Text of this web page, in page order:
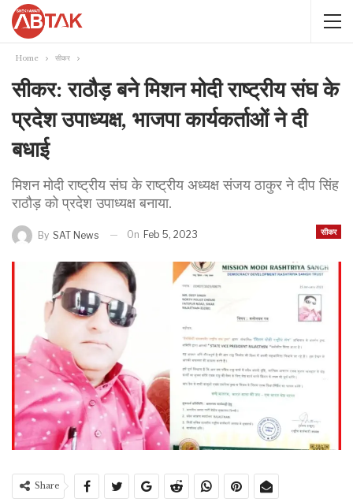
Home सीकर
सीकर: राठौड़ बने मिशन मोदी राष्ट्रीय संघ के
प्रदेश उपाध्यक्ष, भाजपा कार्यकर्ताओं ने दी
बधाई
मिशन मोदी राष्ट्रीय संघ के राष्ट्रीय अध्यक्ष संजय ठाकुर ने दीप सिंह
राठौड़ को प्रदेश उपाध्यक्ष बनाया.
सीकर
By SAT News On Feb 5, 2023
Share